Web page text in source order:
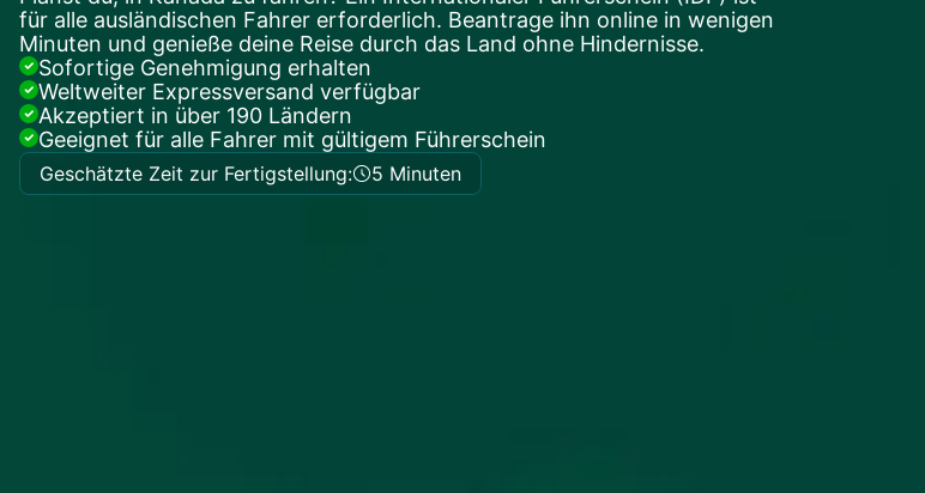
für alle ausländischen Fahrer erforderlich. Beantrage ihn online in wenigen
Minuten und genieße deine Reise durch das Land ohne Hindernisse.
Sofortige Genehmigung erhalten
Weltweiter Expressversand verfügbar
Akzeptiert in über 190 Ländern
Geeignet für alle Fahrer mit gültigem Führerschein
Geschätzte Zeit zur Fertigstellung: 5 Minuten